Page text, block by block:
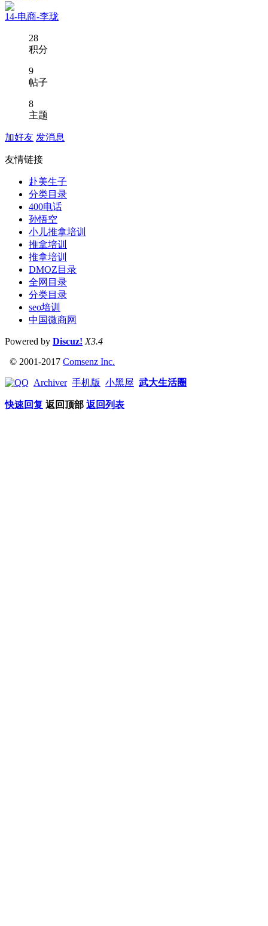
14-电商-李珑
28
积分
9
帖子
8
主题
加好友 发消息
友情链接
赴美生子
分类目录
400电话
孙悟空
小儿推拿培训
推拿培训
推拿培训
DMOZ目录
全网目录
分类目录
seo培训
中国微商网
Powered by Discuz! X3.4
© 2001-2017 Comsenz Inc.
Archiver 手机版 小黑屋 武大生活圈
快速回复 返回顶部 返回列表